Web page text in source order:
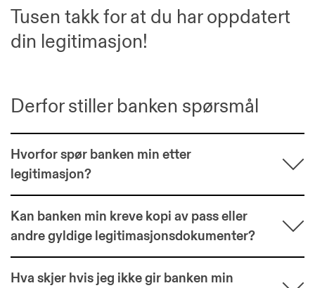
Tusen takk for at du har oppdatert
din legitimasjon!
Derfor stiller banken spørsmål
Hvorfor spør banken min etter
legitimasjon?
Kan banken min kreve kopi av pass eller
andre gyldige legitimasjonsdokumenter?
Hva skjer hvis jeg ikke gir banken min